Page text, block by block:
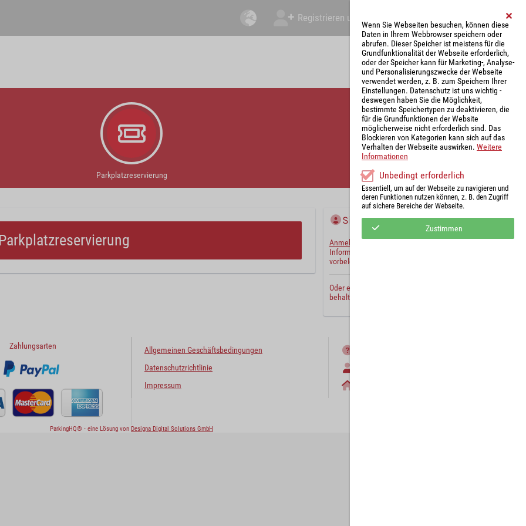
Registrieren und Angebot abgeben Mein Account
Parkplatzreservierung
Sie haben bereits ein Konto?
Anmelden
Informationen mit Ihren Standardwerten
vorbelegen.
Oder erstellen Sie ein
behalten Sie Ihre Einstellungen für später.
Zahlungsarten
Allgemeinen Geschäftsbedingungen
Datenschutzrichtlinie
Impressum
ParkingHQ® - eine Lösung von Designa Digital Solutions GmbH
Wenn Sie Webseiten besuchen, können diese
Daten in Ihrem Webbrowser speichern oder
abrufen. Dieser Speicher ist meistens für die
Grundfunktionalität der Webseite erforderlich,
oder der Speicher kann für Marketing-, Analyse-
und Personalisierungszwecke der Webseite
verwendet werden, z. B. zum Speichern Ihrer
Einstellungen. Datenschutz ist uns wichtig -
deswegen haben Sie die Möglichkeit,
bestimmte Speichertypen zu deaktivieren, die
für die Grundfunktionen der Website
möglicherweise nicht erforderlich sind. Das
Blockieren von Kategorien kann sich auf das
Verhalten der Webseite auswirken. Weitere
Informationen
Unbedingt erforderlich
Essentiell, um auf der Webseite zu navigieren und
deren Funktionen nutzen können, z. B. den Zugriff
auf sichere Bereiche der Webseite.
Zustimmen